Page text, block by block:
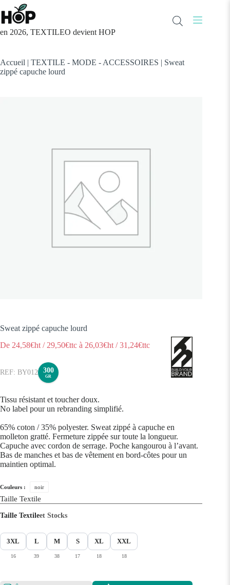
Passer
au
contenu
en 2026, TEXTILEO devient HOP
Accueil | TEXTILE - MODE - ACCESSOIRES | Sweat
zippé capuche lourd
Sweat zippé capuche lourd
De 24,58€ht / 29,50€ttc à 26,03€ht /31,24€ttc
BY012 300
GR
Tissu résistant et toucher doux.
No label pour un rebranding simplifié.
65% coton / 35% polyester. Sweat zippé à capuche en
molleton gratté. Fermeture zippée sur toute la longueur.
Capuche avec cordon de serrage. Poche kangourou à l’avant.
Bas de manches et bas de vêtement en bord-côtes pour un
maintien optimal.
Couleurs : noir
Taille Textile
Taille Textileet Stocks
3XL
16
L
39
M
38
S
17
XL
18
XXL
18